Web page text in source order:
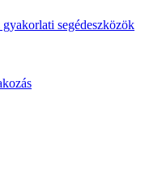
segédeszközök